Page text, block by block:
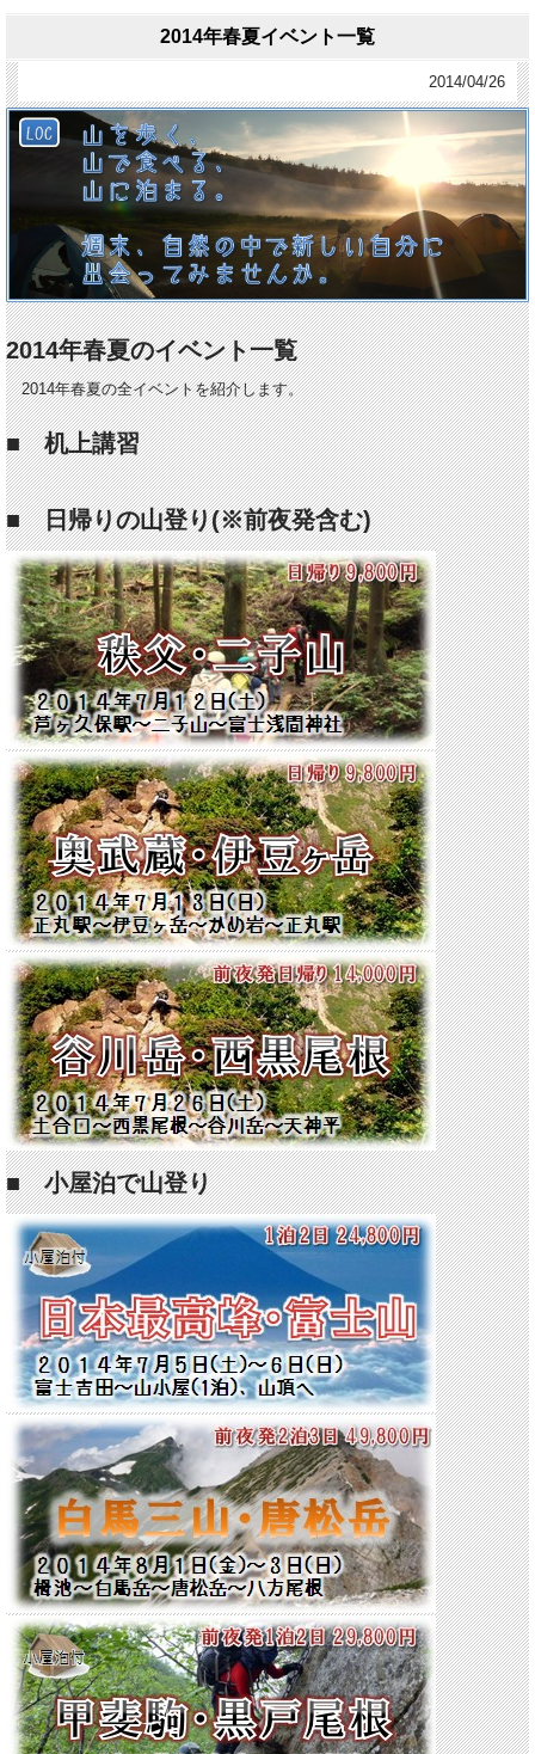
2014年春夏イベント一覧
2014/04/26
2014年春夏のイベント一覧
2014年春夏の全イベントを紹介します。
■ 机上講習
■ 日帰りの山登り(※前夜発含む)
■ 小屋泊で山登り